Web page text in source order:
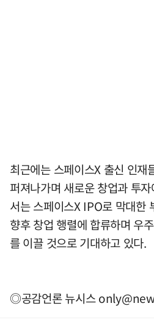
최근에는 스페이스X 출신 인재
퍼져나가며 새로운 창업과 투
서는 스페이스X IPO로 막대한
향후 창업 행렬에 합류하며 우
를 이끌 것으로 기대하고 있다.
◎공감언론 뉴시스